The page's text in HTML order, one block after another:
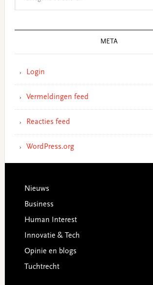
META
Login
Vermeldingen feed
Reacties feed
WordPress.org
Footer
Nieuws
Business
Human Interest
Innovatie & Tech
Opinie en blogs
Tuchtrecht